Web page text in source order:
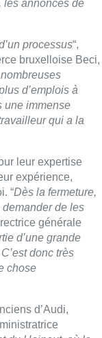
“Dès la fermeture,
de les
générale
d’une grande
donc très
chose
d’Audi,
du Hainaut, où le
absolument être
énormément les
job day
les entreprises
au